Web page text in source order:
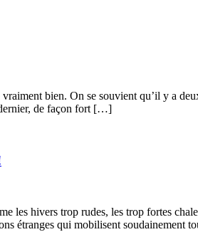
bien. On se souvient qu’il y a
de façon fort […]
les hivers trop rudes, les trop fortes
étranges qui mobilisent soudainement